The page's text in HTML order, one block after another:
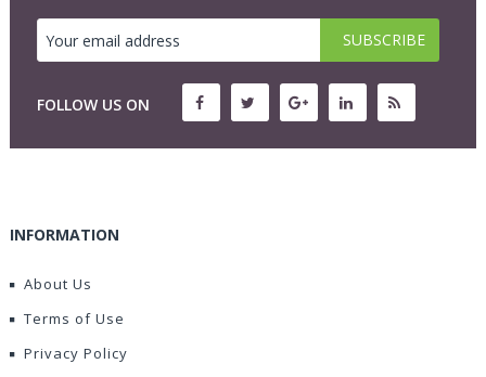
FOLLOW US ON
INFORMATION
About Us
Terms of Use
Privacy Policy